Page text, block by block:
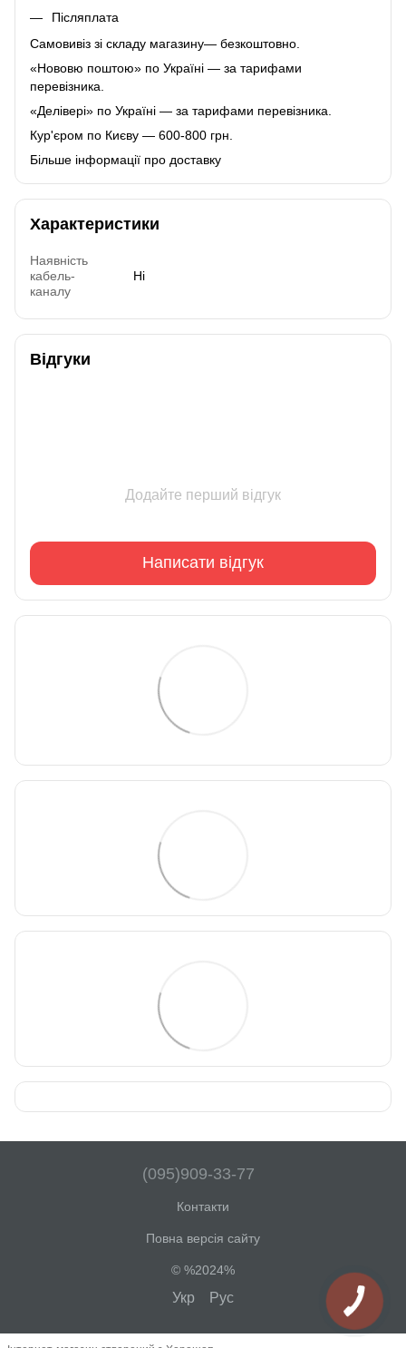
Післяплата
Самовивіз зі складу магазину— безкоштовно.
«Нововю поштою» по Україні — за тарифами
перевізника.
«Делівері» по Україні — за тарифами перевізника.
Кур'єром по Києву — 600-800 грн.
Більше інформації про доставку
Характеристики
Наявність
кабель-
каналу
Ні
Відгуки
Додайте перший відгук
Написати відгук
(095)909-33-77
Контакти
Повна версія сайту
© %2024%
Укр Рус